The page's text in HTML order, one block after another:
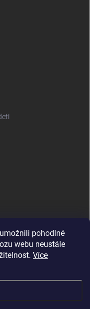
pohodlné
webu neustále
Více